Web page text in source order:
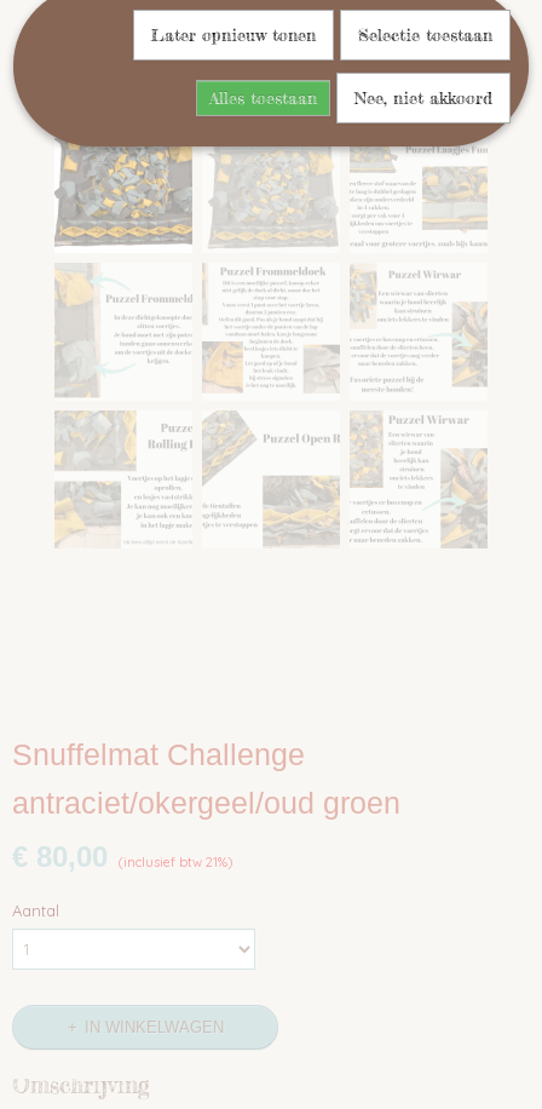
Snuffelmat Challenge
antraciet/okergeel/oud groen
€ 80,00 (inclusief btw 21%)
Aantal
IN WINKELWAGEN
Omschrijving
Later opnieuw tonen Selectie toestaan
Alles toestaan Nee, niet akkoord